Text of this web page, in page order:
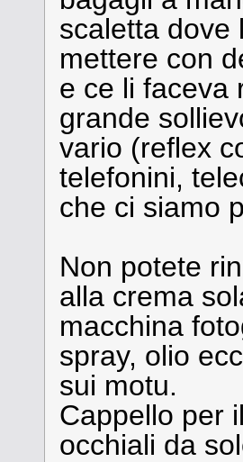
scaletta dove
mettere con
e ce li faceva
grande
vario (reflex
telefonini,
che ci siamo
Non potete
alla crema
macchina
spray, olio
sui motu.
Cappello per
occhiali da